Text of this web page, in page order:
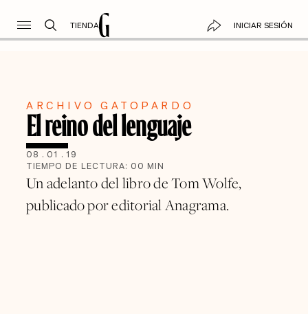
TIENDA INICIAR SESIÓN
ARCHIVO GATOPARDO
El reino del lenguaje
08 . 01 . 19
TIEMPO DE LECTURA: 00 MIN
Un adelanto del libro de Tom Wolfe,
publicado por editorial Anagrama.